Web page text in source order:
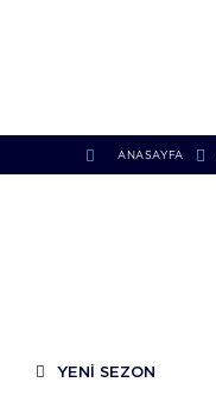
ANASAYFA
YENİ SEZON